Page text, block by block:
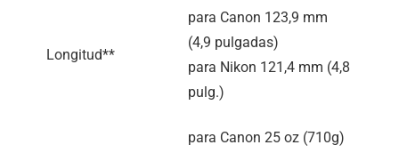
Longitud**
para Canon 123,9 mm
(4,9 pulgadas)
para Nikon 121,4 mm (4,8
pulg.)
para Canon 25 oz (710g)